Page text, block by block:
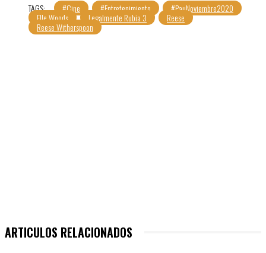
TAGS:
#Cine #Entretenimiento #PauNoviembre2020
Elle Woods Legalmente Rubia 3 Reese
Reese Witherspoon
ARTICULOS RELACIONADOS